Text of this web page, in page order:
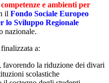
e ambienti per
il Fondo Sociale Europeo
lo Sviluppo Regionale
nazionale.
a:
favorendo la riduzione dei divari
scolastiche